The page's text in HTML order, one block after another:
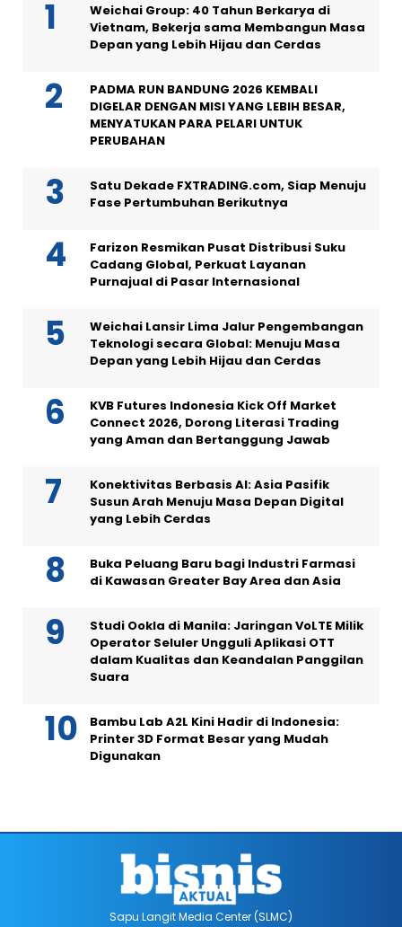
Weichai Group: 40 Tahun Berkarya di
Vietnam, Bekerja sama Membangun Masa
Depan yang Lebih Hijau dan Cerdas
PADMA RUN BANDUNG 2026 KEMBALI
DIGELAR DENGAN MISI YANG LEBIH BESAR,
MENYATUKAN PARA PELARI UNTUK
PERUBAHAN
Satu Dekade FXTRADING.com, Siap Menuju
Fase Pertumbuhan Berikutnya
Farizon Resmikan Pusat Distribusi Suku
Cadang Global, Perkuat Layanan
Purnajual di Pasar Internasional
Weichai Lansir Lima Jalur Pengembangan
Teknologi secara Global: Menuju Masa
Depan yang Lebih Hijau dan Cerdas
KVB Futures Indonesia Kick Off Market
Connect 2026, Dorong Literasi Trading
yang Aman dan Bertanggung Jawab
Konektivitas Berbasis AI: Asia Pasifik
Susun Arah Menuju Masa Depan Digital
yang Lebih Cerdas
Buka Peluang Baru bagi Industri Farmasi
di Kawasan Greater Bay Area dan Asia
Studi Ookla di Manila: Jaringan VoLTE Milik
Operator Seluler Ungguli Aplikasi OTT
dalam Kualitas dan Keandalan Panggilan
Suara
Bambu Lab A2L Kini Hadir di Indonesia:
Printer 3D Format Besar yang Mudah
Digunakan
Sapu Langit Media Center (SLMC)